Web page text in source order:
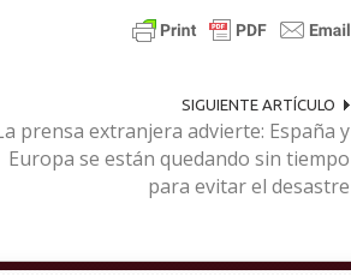
SIGUIENTE ARTÍCULO
prensa extranjera advierte: España y
Europa se están quedando sin tiempo
para evitar el desastre